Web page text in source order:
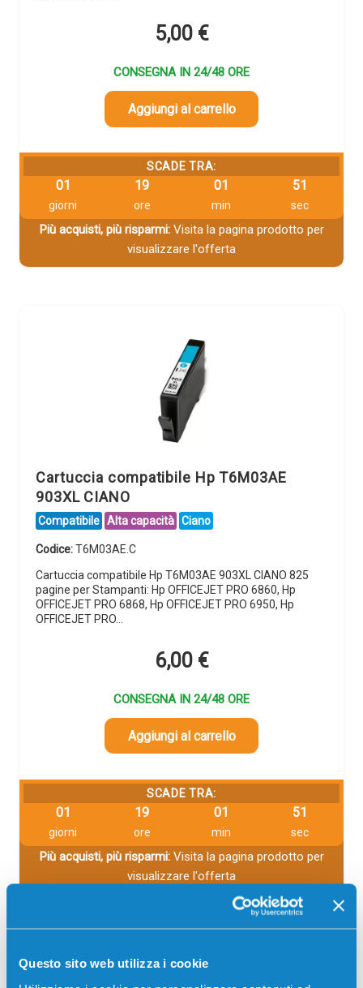
Questo sito web utilizza i cookie
5,00 €
CONSEGNA IN 24/48 ORE
Aggiungi al carrello
SCADE TRA:
01
giorni
19
ore
01
min
50
sec
Più acquisti, più risparmi:Visita la pagina prodotto per
visualizzare l'offerta
Cartuccia compatibile Hp T6M03AE
903XL CIANO
Compatibile Alta capacità Ciano
Codice:T6M03AE.C
Cartuccia compatibile Hp T6M03AE 903XL CIANO 825
pagine per Stampanti: Hp OFFICEJET PRO 6860, Hp
OFFICEJET PRO 6868, Hp OFFICEJET PRO 6950, Hp
OFFICEJET PRO…
6,00 €
CONSEGNA IN 24/48 ORE
Aggiungi al carrello
SCADE TRA:
01
giorni
19
ore
01
min
50
sec
Più acquisti, più risparmi:Visita la pagina prodotto per
visualizzare l'offerta